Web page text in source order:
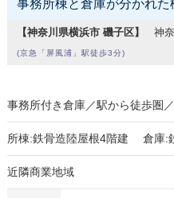
事務所棟と倉庫が分かれた
【神奈川県横浜市 磯子区】 神奈
(京急「屏風浦」駅徒歩3分)
事務所付き倉庫／駅から徒歩圏
所棟:鉄骨造陸屋根4階建 倉庫:
近隣商業地域